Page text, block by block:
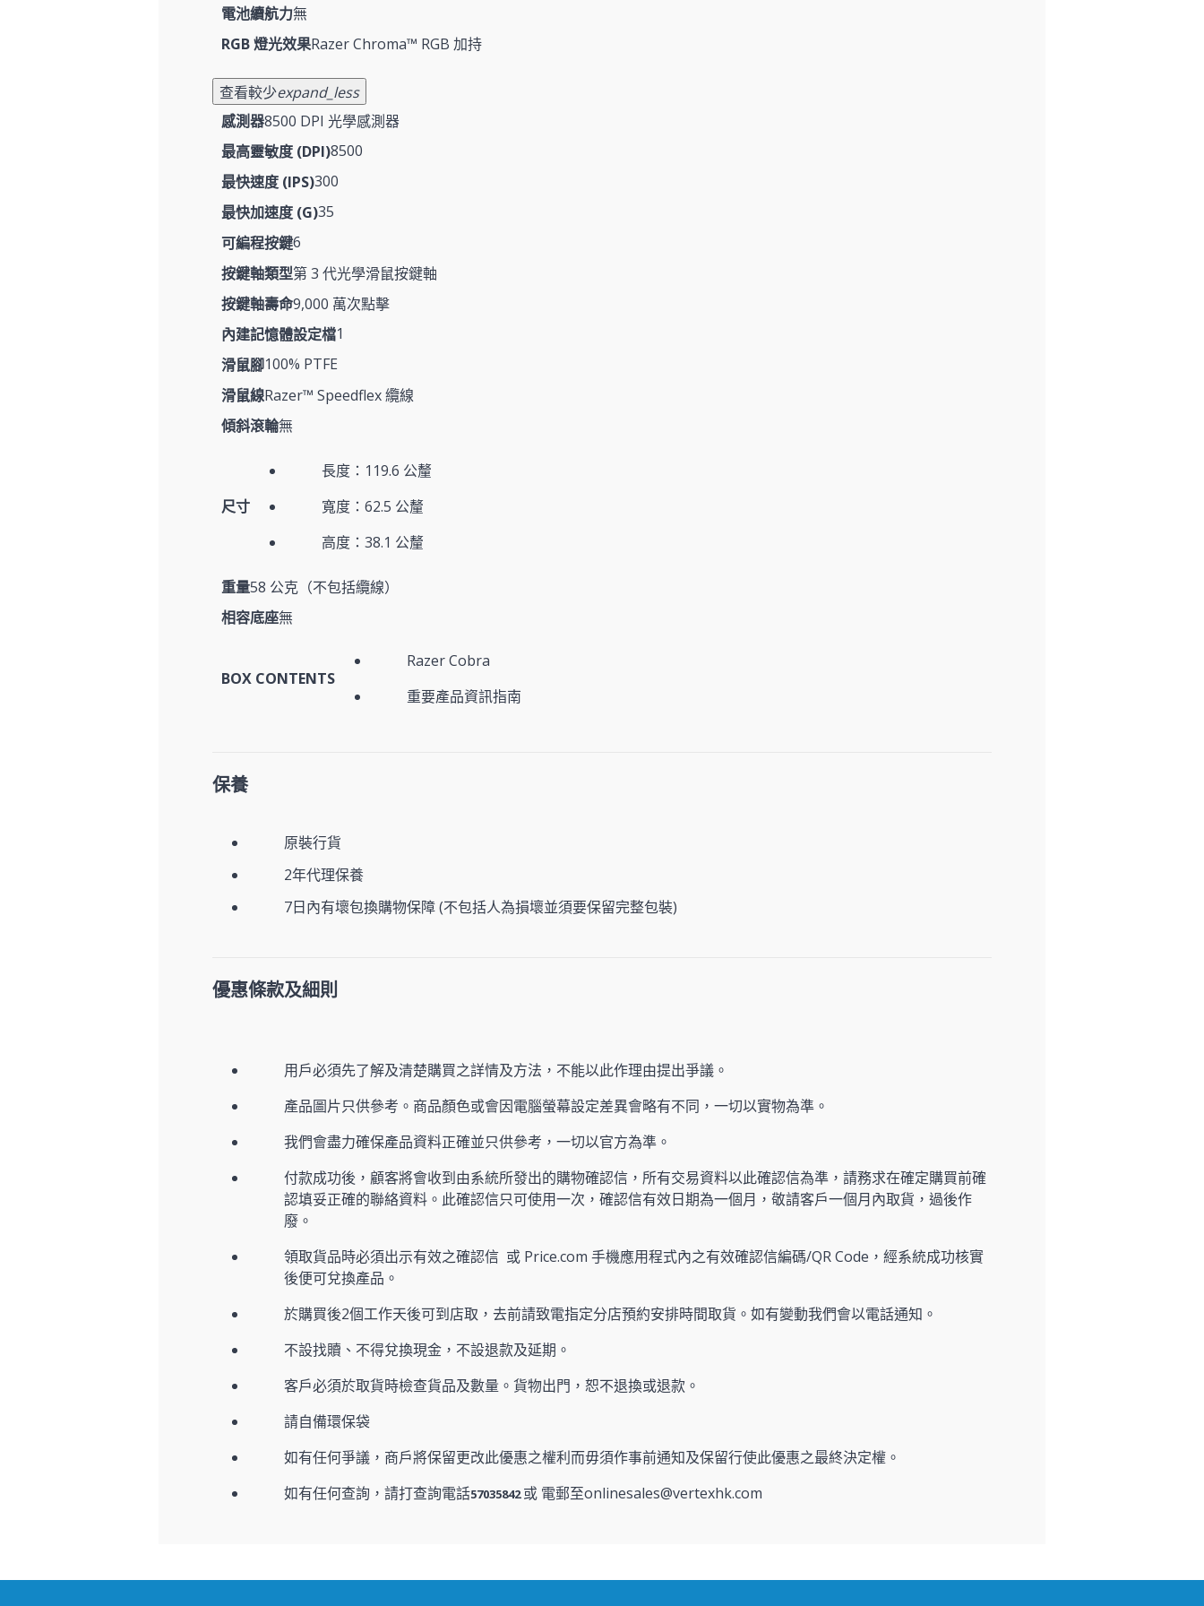
電池續航力無
RGB 燈光效果Razer Chroma™ RGB 加持
查看較少expand_less
感測器8500 DPI 光學感測器
最高靈敏度 (DPI)8500
最快速度 (IPS)300
最快加速度 (G)35
可編程按鍵6
按鍵軸類型第 3 代光學滑鼠按鍵軸
按鍵軸壽命9,000 萬次點擊
內建記憶體設定檔1
滑鼠腳100% PTFE
滑鼠線Razer™ Speedflex 纜線
傾斜滾輪無
尺寸
長度：119.6 公釐
寬度：62.5 公釐
高度：38.1 公釐
重量58 公克（不包括纜線）
相容底座無
BOX CONTENTS
Razer Cobra
重要產品資訊指南
保養
原裝行貨
2年代理保養
7日內有壞包換購物保障 (不包括人為損壞並須要保留完整包裝)
優惠條款及細則
用戶必須先了解及清楚購買之詳情及方法，不能以此作理由提出爭議。
產品圖片只供參考。商品顏色或會因電腦螢幕設定差異會略有不同，一切以實物為準。
我們會盡力確保產品資料正確並只供參考，一切以官方為準。
付款成功後，顧客將會收到由系統所發出的購物確認信，所有交易資料以此確認信為準，請務求在確定購買前確
認填妥正確的聯絡資料。此確認信只可使用一次，確認信有效日期為一個月，敬請客戶一個月內取貨，過後作
廢。
領取貨品時必須出示有效之確認信 或 Price.com 手機應用程式內之有效確認信編碼/QR Code，經系統成功核實
後便可兌換產品。
於購買後2個工作天後可到店取，去前請致電指定分店預約安排時間取貨。如有變動我們會以電話通知。
不設找贖、不得兌換現金，不設退款及延期。
客戶必須於取貨時檢查貨品及數量。貨物出門，恕不退換或退款。
請自備環保袋
如有任何爭議，商戶將保留更改此優惠之權利而毋須作事前通知及保留行使此優惠之最終決定權。
如有任何查詢，請打查詢電話57035842 或 電郵至onlinesales@vertexhk.com